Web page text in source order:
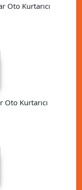
Oto Kurtarıcı
Kurtarıcı